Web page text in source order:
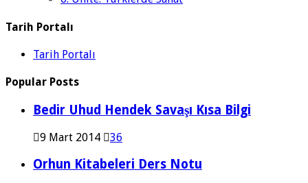
Tarih Portalı
Tarih Portalı
Popular Posts
Bedir Uhud Hendek Savaşı Kısa Bilgi
9 Mart 2014 36
Orhun Kitabeleri Ders Notu